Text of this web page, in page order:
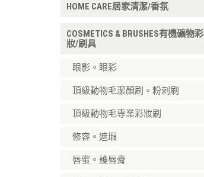
HOME CARE居家清潔/香氛
COSMETICS & BRUSHES有機礦物彩
妝/刷具
眼影。眼彩
頂級動物毛潔顏刷。粉刺刷
頂級動物毛專業彩妝刷
修容。遮瑕
唇蜜。護唇膏